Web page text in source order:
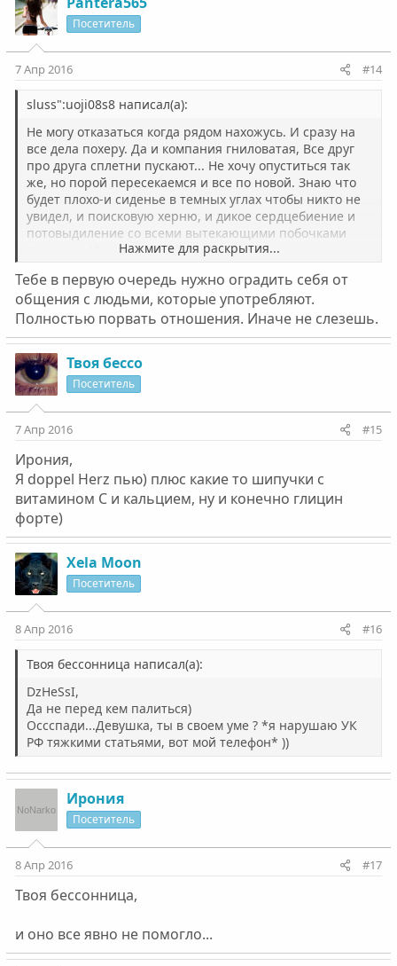
Посетитель
7 Апр 2016 #14
sluss":uoji08s8 написал(а):
Не могу отказаться когда рядом нахожусь. И сразу на
все дела похеру. Да и компания гниловатая, Все друг
про друга сплетни пускают... Не хочу опуститься так
же, но порой пересекаемся и все по новой. Знаю что
будет плохо-и сиденье в темных углах чтобы никто не
увидел, и поисковую херню, и дикое сердцебиение и
потовыдиление со всеми вытекающими побочками
продил.... И все по новойНажмите для раскрытия...
Тебе в первую очередь нужно оградить себя от
общения с людьми, которые употребляют.
Полностью порвать отношения. Иначе не слезешь.
Твоя бессо
Посетитель
7 Апр 2016 #15
Ирония,
Я doppel Herz пью) плюс какие то шипучки с
витамином С и кальцием, ну и конечно глицин
форте)
Xela Moon
Посетитель
8 Апр 2016 #16
Твоя бессонница написал(а):
DzHeSsI,
Да не перед кем палиться)
Оссспади...Девушка, ты в своем уме ? *я нарушаю УК
РФ тяжкими статьями, вот мой телефон* ))
Ирония
Посетитель
8 Апр 2016 #17
Твоя бессонница,
и оно все явно не помогло...